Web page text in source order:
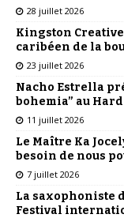
28 juillet 2026
Kingston
caribéen de la
23 juillet 2026
Nacho Estrella
bohemia” au Hard
11 juillet 2026
Le Maître Ka
besoin de nous
7 juillet 2026
La saxophoniste
Festival